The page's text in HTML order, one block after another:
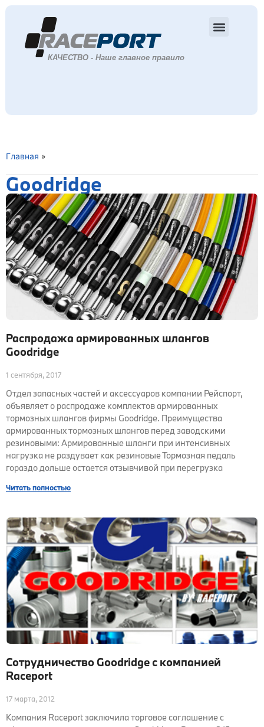
Главная »
Goodridge
Распродажа армированных шлангов
Goodridge
1 сентября, 2017
Отдел запасных частей и аксессуаров компании Рейспорт,
объявляет о распродаже комплектов армированных
тормозных шлангов фирмы Goodridge. Преимущества
армированных тормозных шлангов перед заводскими
резиновыми: Армированные шланги при интенсивных
нагрузка не раздувает как резиновые Тормозная педаль
гораздо дольше остается отзывчивой при перегрузка
Читать полностью
Сотрудничество Goodridge с компанией
Raceport
17 марта, 2012
Компания Raceport заключила торговое соглашение с